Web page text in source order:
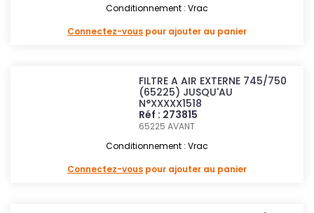
Conditionnement : Vrac
Connectez-vous pour ajouter au panier
FILTRE A AIR EXTERNE 745/750
(65225) JUSQU'AU
N°XXXXX1518
Réf : 273815
65225AVANT
Conditionnement : Vrac
Connectez-vous pour ajouter au panier